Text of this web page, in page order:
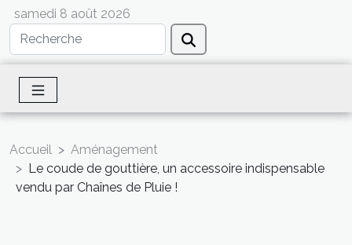
samedi 8 août 2026
Accueil
Aménagement
Le coude de gouttière, un accessoire indispensable
vendu par Chaînes de Pluie !